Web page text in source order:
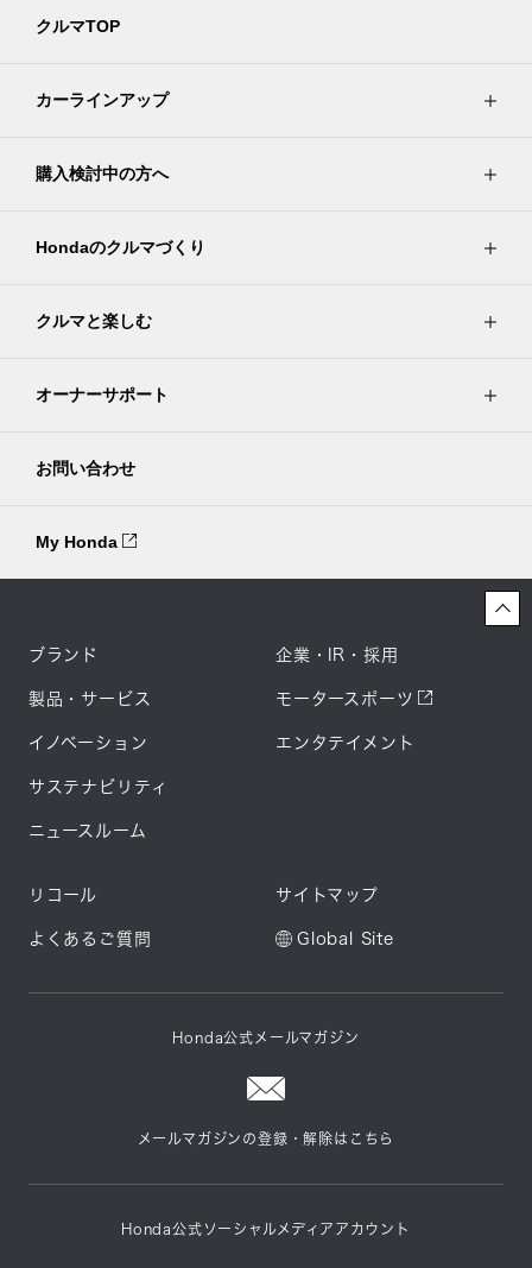
クルマTOP
カーラインアップ
購入検討中の方へ
Hondaのクルマづくり
クルマと楽しむ
オーナーサポート
お問い合わせ
My Honda
ブランド
製品・サービス
イノベーション
サステナビリティ
ニュースルーム
企業・IR・採用
モータースポーツ
エンタテイメント
リコール
よくあるご質問
サイトマップ
Global Site
Honda公式メールマガジン
メールマガジンの登録・解除はこちら
Honda公式ソーシャルメディアアカウント